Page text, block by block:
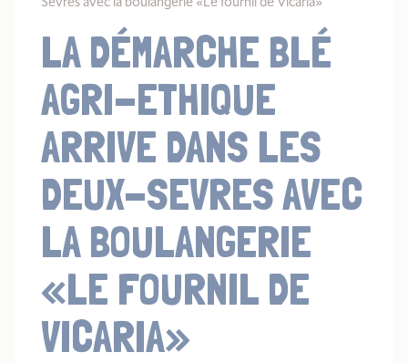
LA DÉMARCHE BLÉ
AGRI-ETHIQUE
ARRIVE DANS LES
DEUX-SEVRES AVEC
LA BOULANGERIE
«LE FOURNIL DE
VICARIA»